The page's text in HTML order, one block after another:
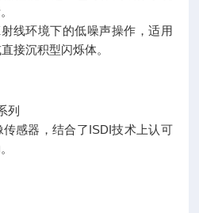
线环境下的低噪声操作，适用
接沉积型闪烁体。
列
感器，结合了ISDI技术上认可